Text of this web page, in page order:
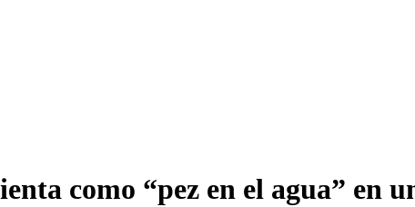
como “pez en el agua” en